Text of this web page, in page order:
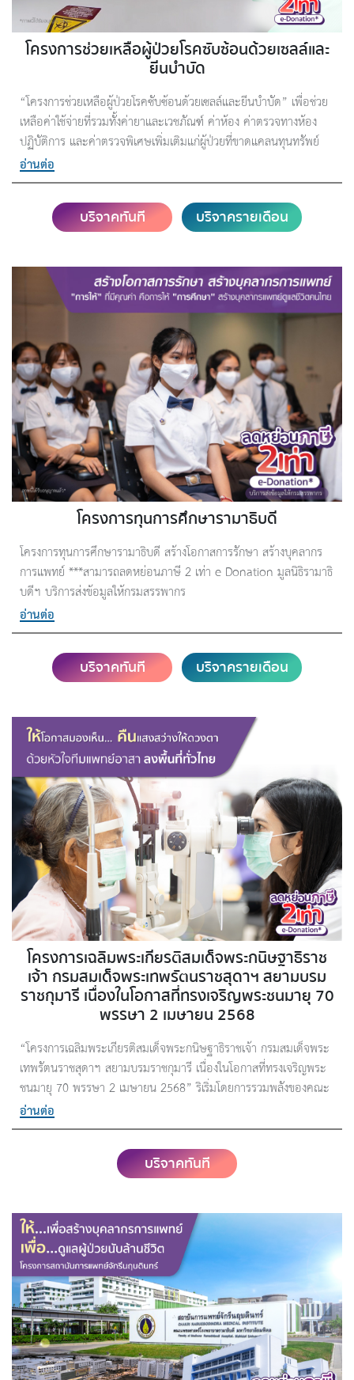
โครงการช่วยเหลือผู้ป่วยโรคซับซ้อนด้วยเซลล์และ
ยีนบำบัด
“โครงการช่วยเหลือผู้ป่วยโรคซับซ้อนด้วยเซลล์และยีนบำบัด” เพื่อช่วย
เหลือค่าใช้จ่ายที่รวมทั้งค่ายาและเวชภัณฑ์ ค่าห้อง ค่าตรวจทางห้อง
ปฏิบัติการ และค่าตรวจพิเศษเพิ่มเติมแก่ผู้ป่วยที่ขาดแคลนทุนทรัพย์
คาดการณ์ว่าจะรักษาผู้ป่วย 50 รายต่อปี ซึ่งการรักษานี้เป็นหนึ่งใน
กระบวนการสำคัญในการเพิ่มศักยภาพระบบการรักษาของประเทศ
พัฒนาบุคลากรผู้เชี่ยวชาญ ต่อยอดงานวิจัย และวางรากฐานสำคัญใน
การผลักดันให้การรักษาด้วยเซลล์และยีนบำบัดได้รับการสนับสนุนจาก
อ่านต่อ
บริจาคทันที บริจาครายเดือน
โครงการทุนการศึกษารามาธิบดี
โครงการทุนการศึกษารามาธิบดี สร้างโอกาสการรักษา สร้างบุคลากร
การแพทย์ ***สามารถลดหย่อนภาษี 2 เท่า e-Donation มูลนิธิรามาธิ
บดีฯ บริการส่งข้อมูลให้กรมสรรพากร
อ่านต่อ
บริจาคทันที บริจาครายเดือน
โครงการเฉลิมพระเกียรติสมเด็จพระกนิษฐาธิราช
เจ้า กรมสมเด็จพระเทพรัตนราชสุดาฯ สยามบรม
ราชกุมารี เนื่องในโอกาสที่ทรงเจริญพระชนมายุ 70
พรรษา 2 เมษายน 2568
“โครงการเฉลิมพระเกียรติสมเด็จพระกนิษฐาธิราชเจ้า กรมสมเด็จพระ
เทพรัตนราชสุดาฯ สยามบรมราชกุมารี เนื่องในโอกาสที่ทรงเจริญพระ
ชนมายุ 70 พรรษา 2 เมษายน 2568” ริเริ่มโดยการรวมพลังของคณะ
แพทยศาสตร์ศิริราชพยาบาล โดยศิริราชมูลนิธิ คณะแพทยศาสตร์โรง
พยาบาลรามาธิบดี โดยมูลนิธิรามาธิบดีฯ และโรงพยาบาลจุฬาลงกรณ์
รามาธิบดีฯ บริการส่งข้อมูลให้กรมสรรพากร
อ่านต่อ
บริจาคทันที